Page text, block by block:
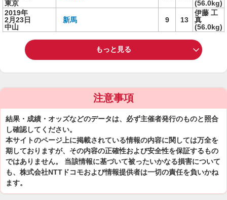
東京
(56.0kg)
2019年
2月23日
中山
新馬 9 13
伊藤 工
真
(56.0kg)
もっと見る
注意事項
結果・成績・オッズなどのデータは、必ず主催者発行のものと照合
し確認してください。
本サイトのページ上に掲載されている情報の内容に関しては万全を
期しておりますが、その内容の正確性および安全性を保証するもの
ではありません。 当該情報に基づいて被ったいかなる損害について
も、株式会社NTTドコモおよび情報提供者は一切の責任を負いかね
ます。